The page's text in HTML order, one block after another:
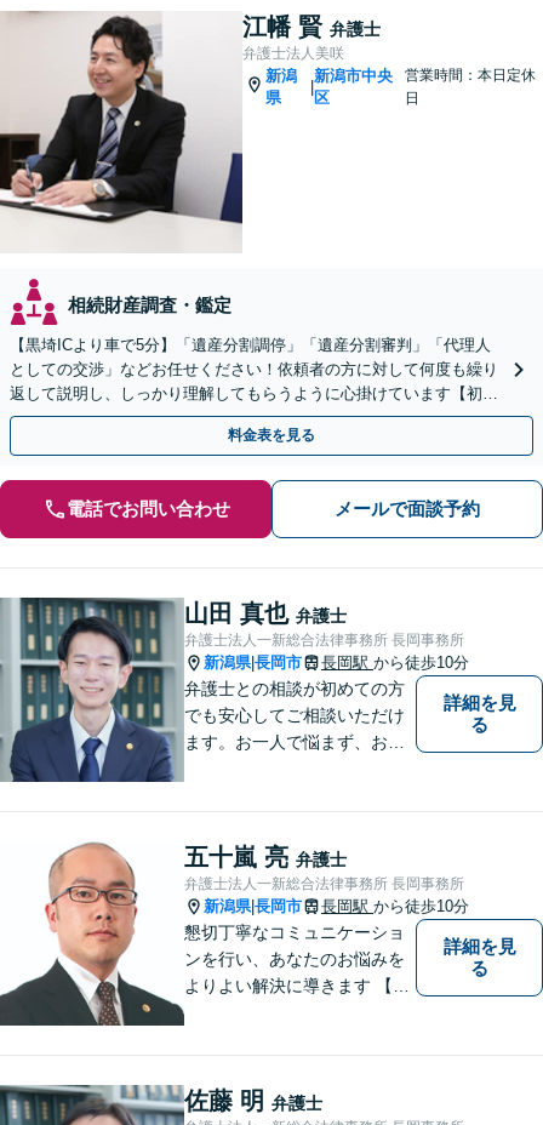
江幡 賢 弁護士
弁護士法人美咲
新潟
県
|
新潟市中央
区
営業時間：本日定休
日
相続財産調査・鑑定
【黒埼ICより車で5分】「遺産分割調停」「遺産分割審判」「代理人
としての交渉」などお任せください！依頼者の方に対して何度も繰り
返して説明し、しっかり理解してもらうように心掛けています【初回
相談は無料】
料金表を見る
電話でお問い合わせ メールで面談予約
山田 真也 弁護士
弁護士法人一新総合法律事務所 長岡事務所
新潟県|長岡市 長岡駅 から徒歩10分
弁護士との相談が初めての方
でも安心してご相談いただけ
ます。お一人で悩まず、お気
料】【交通事故被害者の方は
相談料無料（弁護士費用特約
利用の場合は除く）】
詳細を見
る
五十嵐 亮 弁護士
弁護士法人一新総合法律事務所 長岡事務所
新潟県|長岡市 長岡駅 から徒歩10分
懇切丁寧なコミュニケーショ
ンを行い、あなたのお悩みを
よりよい解決に導きます 【交
理・労災・不貞慰謝料は相談
料初回無料】【土曜相談可】
詳細を見
る
佐藤 明 弁護士